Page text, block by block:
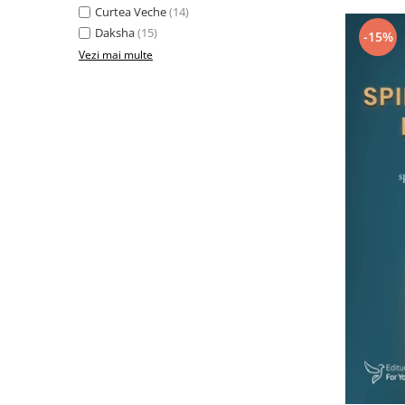
Curtea Veche(14)
Daksha(15)
Vezi mai multe
-15%